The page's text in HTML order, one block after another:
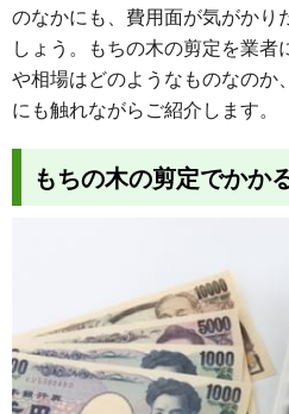
のなかにも、費用面が気がかり
しょう。もちの木の剪定を業
や相場はどのようなものなのか
にも触れながらご紹介します。
もちの木の剪定でかか